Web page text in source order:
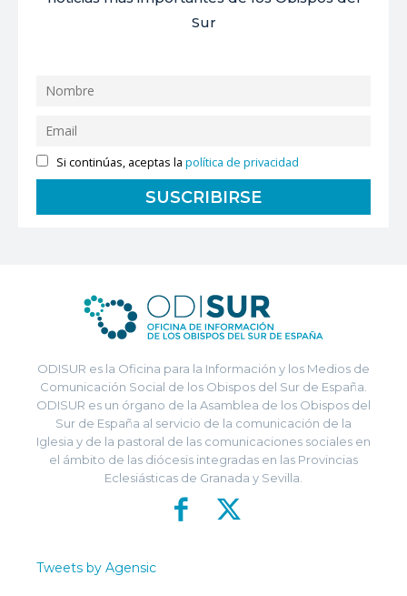
Sur
Si continúas, aceptas lapolítica de privacidad
ODISUR es la Oficina para la Información y los Medios de
Comunicación Social de los Obispos del Sur de España.
ODISUR es un órgano de la Asamblea de los Obispos del
Sur de España al servicio de la comunicación de la
Iglesia y de la pastoral de las comunicaciones sociales en
el ámbito de las diócesis integradas en las Provincias
Eclesiásticas de Granada y Sevilla.
Tweets by Agensic